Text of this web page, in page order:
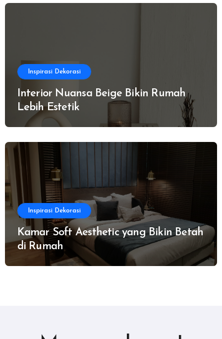
Inspirasi Dekorasi
Interior Nuansa Beige Bikin Rumah
Lebih Estetik
Inspirasi Dekorasi
Kamar Soft Aesthetic yang Bikin Betah
di Rumah